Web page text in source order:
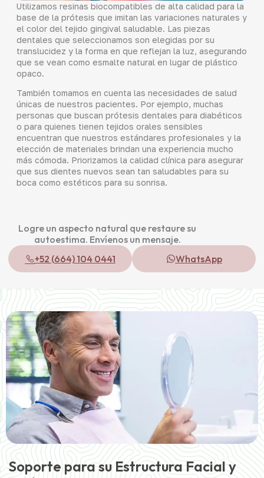
Utilizamos resinas biocompatibles de alta calidad para la
base de la prótesis que imitan las variaciones naturales y
el color del tejido gingival saludable. Las piezas
dentales que seleccionamos son elegidas por su
translucidez y la forma en que reflejan la luz, asegurando
que se vean como esmalte natural en lugar de plástico
opaco.
También tomamos en cuenta las necesidades de salud
únicas de nuestros pacientes. Por ejemplo, muchas
personas que buscan prótesis dentales para diabéticos
o para quienes tienen tejidos orales sensibles
encuentran que nuestros estándares profesionales y la
elección de materiales brindan una experiencia mucho
más cómoda. Priorizamos la calidad clínica para asegurar
que sus dientes nuevos sean tan saludables para su
boca como estéticos para su sonrisa.
Logre un aspecto natural que restaure su
autoestima. Envíenos un mensaje.
+52 (664) 104 0441
WhatsApp
Soporte para su Estructura Facial y